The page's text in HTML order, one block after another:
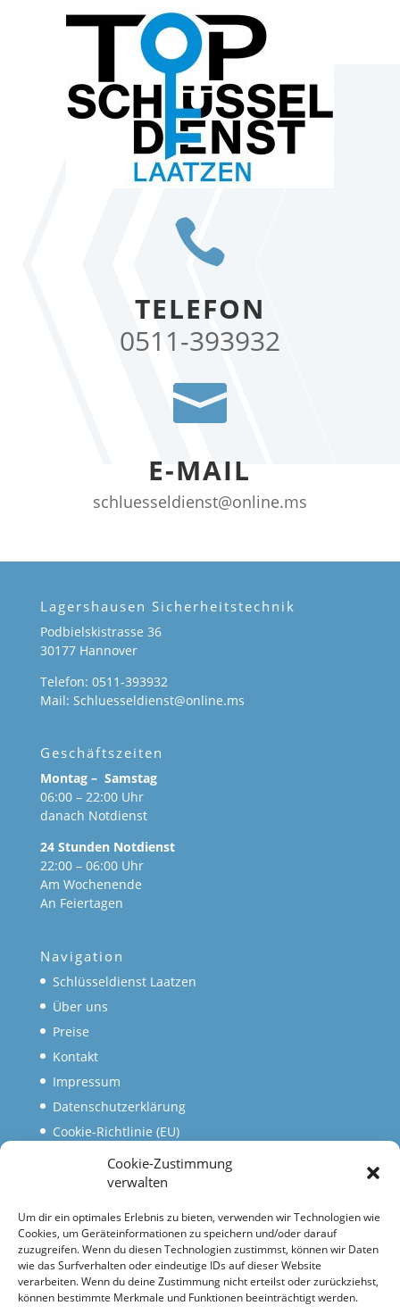
Cookie-Zustimmung
verwalten
Um dir ein optimales Erlebnis zu bieten, verwenden wir Technologien wie
Cookies, um Geräteinformationen zu speichern und/oder darauf
zuzugreifen. Wenn du diesen Technologien zustimmst, können wir Daten
wie das Surfverhalten oder eindeutige IDs auf dieser Website
verarbeiten. Wenn du deine Zustimmung nicht erteilst oder zurückziehst,
können bestimmte Merkmale und Funktionen beeinträchtigt werden.

TELEFON
0511-393932

E-MAIL
schluesseldienst@online.ms
Lagershausen Sicherheitstechnik
Podbielskistrasse 36
30177 Hannover
Telefon: 0511-393932
Mail: Schluesseldienst@online.ms
Geschäftszeiten
Montag – Samstag
06:00 – 22:00 Uhr
danach Notdienst
24 Stunden Notdienst
22:00 – 06:00 Uhr
Am Wochenende
An Feiertagen
Navigation
Schlüsseldienst Laatzen
Über uns
Preise
Kontakt
Impressum
Datenschutzerklärung
Cookie-Richtlinie (EU)
Mehr von uns
Lagershausen Sicherheitstechnik
Schlüsseldienst Lehrte
Schlüsseldienst Seelze
Schlüsseldienst Garbsen